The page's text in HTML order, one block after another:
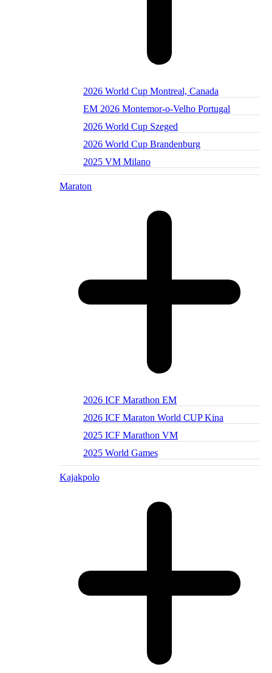
2026 World Cup Montreal, Canada
EM 2026 Montemor-o-Velho Portugal
2026 World Cup Szeged
2026 World Cup Brandenburg
2025 VM Milano
Maraton
2026 ICF Marathon EM
2026 ICF Maraton World CUP Kina
2025 ICF Marathon VM
2025 World Games
Kajakpolo